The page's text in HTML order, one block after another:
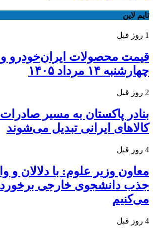
تایم لاین
1 روز قبل
قیمت محصولات ایران‌خودرو و
چهارشنبه ۱۴ مرداد ۱۴۰۵
2 روز قبل
بنادر پاکستان به مسیر
کالاهای ایرانی تبدیل می‌شوند
4 روز قبل
معاون وزیر علوم: با دلالان و
جذب دانشجوی خارجی
می‌کنیم
4 روز قبل